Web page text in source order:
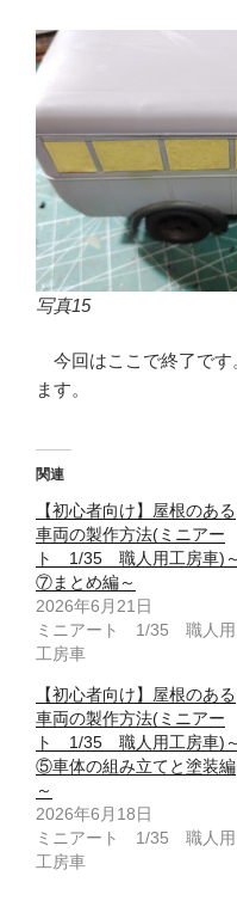
写真15
今回はここで終了です
ます。
関連
【初心者向け】屋根のある
車両の製作方法(ミニアー
ト 1/35 職人用工房車)～
⑦まとめ編～
2026年6月21日
ミニアート 1/35 職人用
工房車
【初心者向け】屋根のある
車両の製作方法(ミニアー
ト 1/35 職人用工房車)～
⑤車体の組み立てと塗装編
～
2026年6月18日
ミニアート 1/35 職人用
工房車